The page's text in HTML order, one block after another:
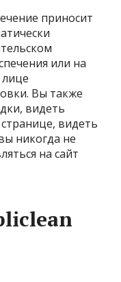
приносит
или на
Вы также
видеть
видеть
никогда не
на сайт